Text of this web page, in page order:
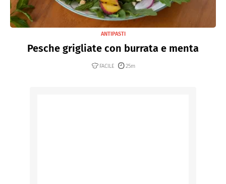
ANTIPASTI
Pesche grigliate con burrata e menta
FACILE 25m